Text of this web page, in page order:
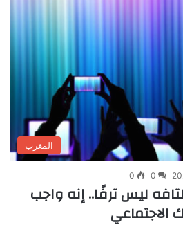
المغرب
0
0
ليس ترفًا.. إنه واجب
الاجتماعي